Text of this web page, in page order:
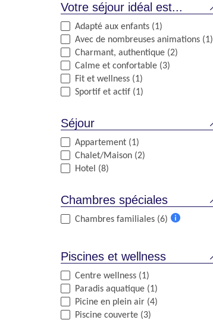
Votre séjour idéal est...
Adapté aux enfants (1)
Avec de nombreuses animations (1)
Charmant, authentique (2)
Calme et confortable (3)
Fit et wellness (1)
Sportif et actif (1)
Séjour
Appartement (1)
Chalet/Maison (2)
Hotel (8)
Chambres spéciales
Chambres familiales (6)
Piscines et wellness
Centre wellness (1)
Paradis aquatique (1)
Picine en plein air (4)
Piscine couverte (3)